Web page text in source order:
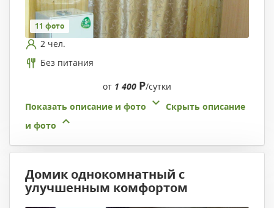
11 фото
2 чел.
Без питания
от 1 400 Р/сутки
Показать описание и фото
Скрыть описание
и фото
Домик однокомнатный с
улучшенным комфортом